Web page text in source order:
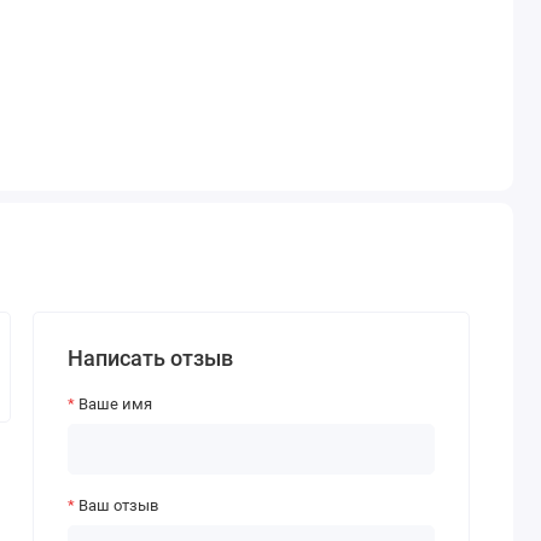
Написать отзыв
Ваше имя
Ваш отзыв